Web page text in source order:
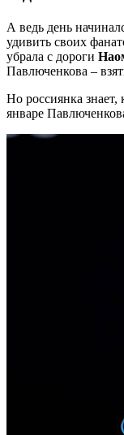
А ведь день
удивить своих
убрала с дороги
Павлюченкова –
Но россиянка
январе